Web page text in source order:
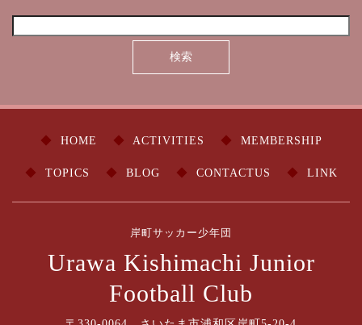
HOME ACTIVITIES MEMBERSHIP
TOPICS BLOG CONTACTUS LINK
岸町サッカー少年団
Urawa Kishimachi Junior
Football Club